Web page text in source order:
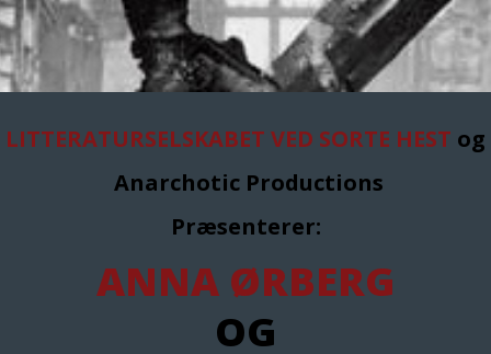
LITTERATURSELSKABET VED SORTE HEST og
Anarchotic Productions
Præsenterer:
ANNA ØRBERG
OG